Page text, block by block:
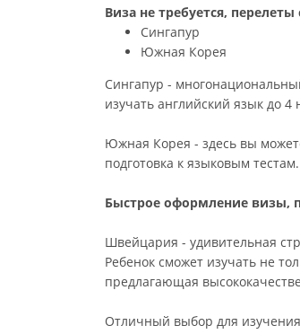
Виза не требуется,
Сингапур
Южная Корея
Сингапур -
изучать английский язык до
Южная Корея - здесь вы
подготовка к языковым тестам.
Быстрое оформление визы,
Швейцария - удивительная
Ребенок сможет изучать не
предлагающая
Отличный выбор для изучения